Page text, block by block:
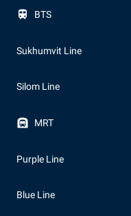
BTS
Sukhumvit Line
Silom Line
MRT
Purple Line
Blue Line